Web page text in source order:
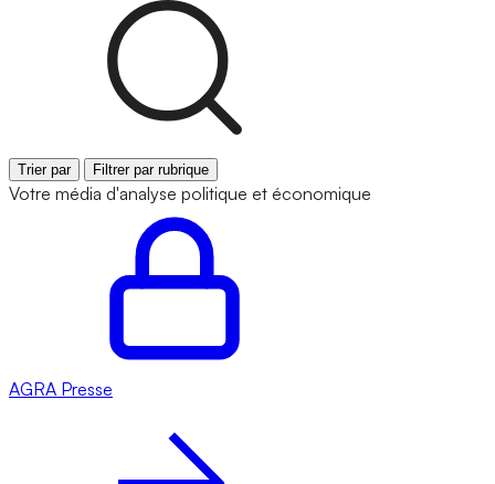
Trier par Filtrer par rubrique
Votre média d'analyse politique et économique
AGRA Presse